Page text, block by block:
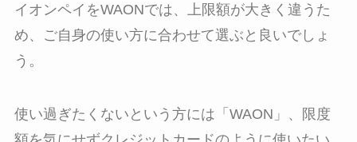
イオンペイをWAONでは、上限額が大きく違うた
め、ご自身の使い方に合わせて選ぶと良いでしょ
う。
使い過ぎたくないという方には「WAON」、限度